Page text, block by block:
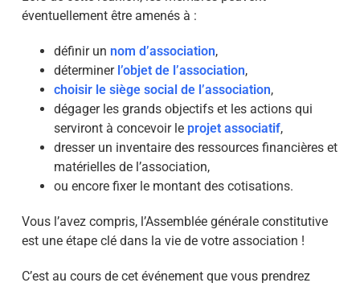
éventuellement être amenés à :
définir un nom d’association,
déterminer l’objet de l’association,
choisir le siège social de l’association,
dégager les grands objectifs et les actions qui
serviront à concevoir le projet associatif,
dresser un inventaire des ressources financières et
matérielles de l’association,
ou encore fixer le montant des cotisations.
Vous l’avez compris, l’Assemblée générale constitutive
est une étape clé dans la vie de votre association !
C’est au cours de cet événement que vous prendrez